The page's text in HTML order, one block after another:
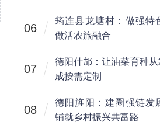
06
筠连县龙塘村：做强特
做活农旅融合
07
德阳什邡：让油菜育种
成按需定制
08
德阳旌阳：建圈强链发
铺就乡村振兴共富路